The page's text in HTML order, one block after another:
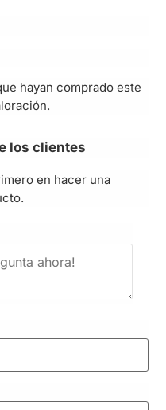
hayan comprado este
los clientes
en hacer una